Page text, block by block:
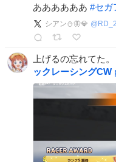
ああああああ #セガ
シアン⛄️🦋💎 @
上げるの忘れてた
ックレーシングCW